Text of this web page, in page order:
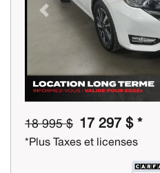
Previous
18 995 $ 17 297 $ *
*Plus Taxes et licenses